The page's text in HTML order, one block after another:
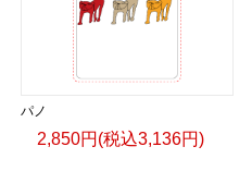
パノ
2,850円(税込3,136円)